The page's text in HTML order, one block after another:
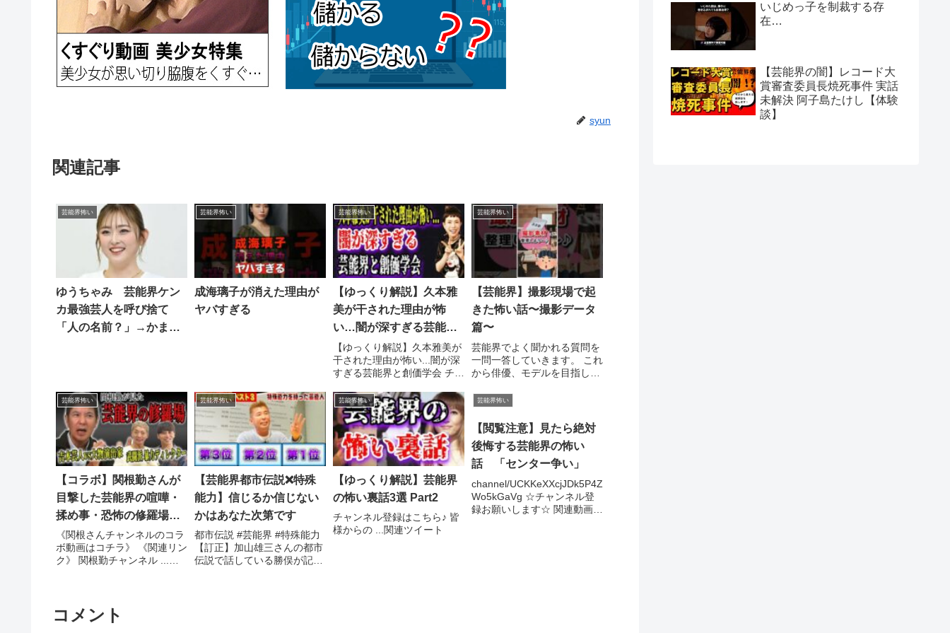
syun
関連記事
芸能界怖い
ゆうちゃみ 芸能界ケン
カ最強芸人を呼び捨て
「人の名前？」→かまい
芸能界怖い
成海璃子が消えた理由が
ヤバすぎる
芸能界怖い
【ゆっくり解説】久本雅
美が干された理由が怖
い…闇が深すぎる芸能界
と創価学会
【ゆっくり解説】久本雅美が
干された理由が怖い...闇が深
すぎる芸能界と創価学会 チャ
ツイート
芸能界怖い
【芸能界】撮影現場で起
きた怖い話〜撮影データ
篇〜
芸能界でよく聞かれる質問を
一問一答していきます。 これ
から俳優、モデルを目指して
さい。
芸能界怖い
【コラボ】関根勤さんが
目撃した芸能界の喧嘩・
揉め事・恐怖の修羅場を
教えてもらいました
《関根さんチャンネルのコラ
ボ動画はコチラ》 《関連リン
ク》 関根勤チャンネル ...関
芸能界怖い
【芸能界都市伝説❌特殊
能力】信じるか信じない
かはあなた次第です
都市伝説 #芸能界 #特殊能力
【訂正】加山雄三さんの都市
伝説で話している勝俣が記憶
芸能界怖い
【ゆっくり解説】芸能界
の怖い裏話3選 Part2
チャンネル登録はこちら♪ 皆
様からの ...関連ツイート
芸能界怖い
【閲覧注意】見たら絶対
後悔する芸能界の怖い
話 「センター争い」
channel/UCKKeXXcjJDk5P4Z
Wo5kGaVg ☆チャンネル登
録お願いします☆ 関連動画
コメント
いじめっ子を制裁する存
在…
【芸能界の闇】レコード大
賞審査委員長焼死事件 実話
未解決 阿子島たけし【体験
談】